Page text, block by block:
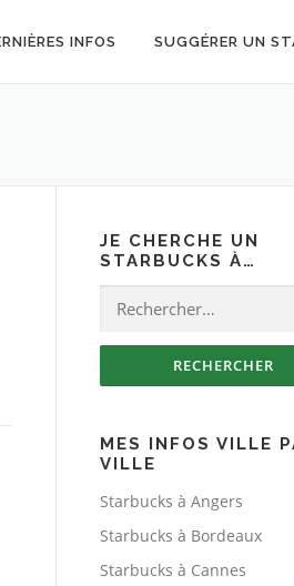
INFOS SUGGÉRER UN
JE CHERCHE UN
STARBUCKS À…
Rechercher :
MES INFOS VILLE
VILLE
Starbucks à Angers
Starbucks à Bordeaux
Starbucks à Cannes